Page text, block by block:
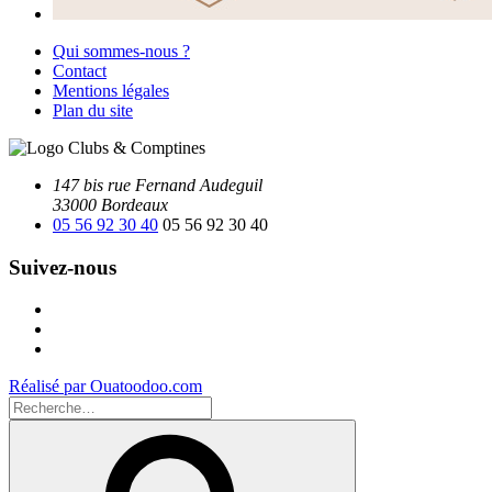
Qui sommes-nous ?
Contact
Mentions légales
Plan du site
147 bis rue Fernand Audeguil
33000 Bordeaux
05 56 92 30 40 05 56 92 30 40
Suivez-nous
Réalisé par Ouatoodoo.com
Recherche
pour